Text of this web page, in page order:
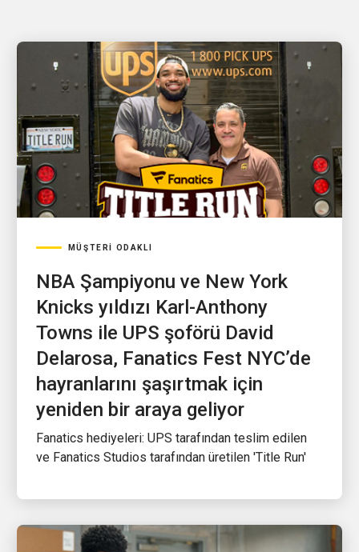
MÜŞTERI ODAKLI
NBA Şampiyonu ve New York
Knicks yıldızı Karl-Anthony
Towns ile UPS şoförü David
Delarosa, Fanatics Fest NYC’de
hayranlarını şaşırtmak için
yeniden bir araya geliyor
Fanatics hediyeleri: UPS tarafından teslim edilen
ve Fanatics Studios tarafından üretilen 'Title Run'